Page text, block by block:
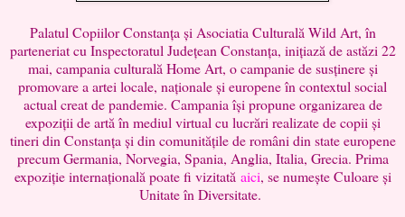
Palatul Copiilor Constanța și Asociatia Culturală Wild Art, în
parteneriat cu Inspectoratul Județean Constanța, inițiază de astăzi 22
mai, campania culturală Home Art, o campanie de susținere și
promovare a artei locale, naționale și europene în contextul social
actual creat de pandemie. Campania își propune organizarea de
expoziții de artă în mediul virtual cu lucrări realizate de copii și
tineri din Constanța și din comunitățile de români din state europene
precum Germania, Norvegia, Spania, Anglia, Italia, Grecia. Prima
expoziție internațională poate fi vizitată aici, se numește Culoare și
Unitate în Diversitate.